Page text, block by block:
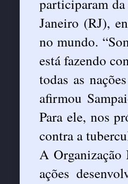
Janeiro (RJ),
no mundo.
está fazendo
todas as
afirmou
Para ele, nos
contra a
A Organização
ações